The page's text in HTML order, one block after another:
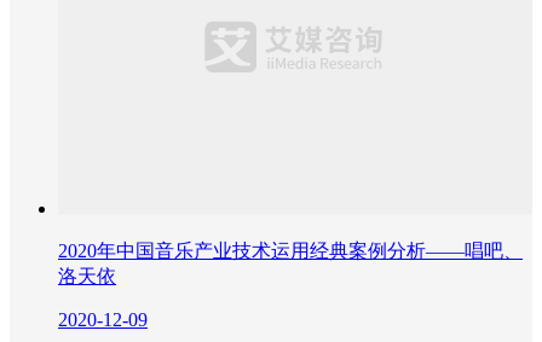
2020年中国音乐产业技术运用经典案例分析——唱吧、
洛天依
2020-12-09